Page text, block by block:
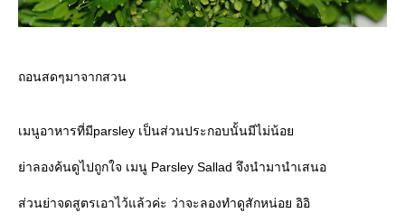
ถอนสดๆมาจากสวน
เมนูอาหารที่มีparsley เป็นส่วนประกอบนั้นมีไม่น้อ
่าลองค้นดูไปถูกใจ เมนู Parsley Sallad จึงนำมานำเสนอ
ส่วนย่าจดสูตรเอาไว้แล้วค่ะ ว่าจะลองทำดูสักหน่อย อิอิ